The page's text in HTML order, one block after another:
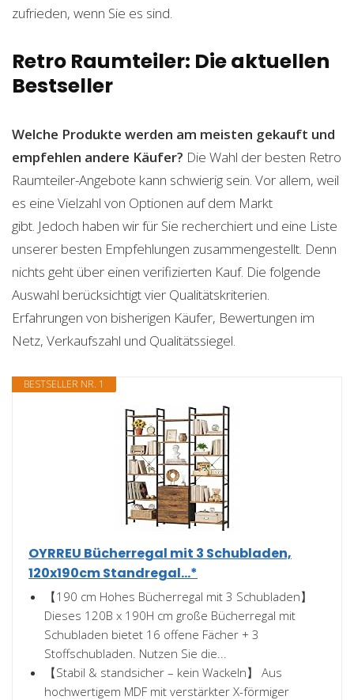
zufrieden, wenn Sie es sind.
Retro Raumteiler: Die aktuellen
Bestseller
Welche Produkte werden am meisten gekauft und
empfehlen andere Käufer? Die Wahl der besten Retro
Raumteiler-Angebote kann schwierig sein. Vor allem, weil
es eine Vielzahl von Optionen auf dem Markt
gibt. Jedoch haben wir für Sie recherchiert und eine Liste
unserer besten Empfehlungen zusammengestellt. Denn
nichts geht über einen verifizierten Kauf. Die folgende
Auswahl berücksichtigt vier Qualitätskriterien.
Erfahrungen von bisherigen Käufer, Bewertungen im
Netz, Verkaufszahl und Qualitätssiegel.
BESTSELLER NR. 1
OYRREU Bücherregal mit 3 Schubladen,
120x190cm Standregal...*
【190 cm Hohes Bücherregal mit 3 Schubladen】
Dieses 120B x 190H cm große Bücherregal mit
Schubladen bietet 16 offene Fächer + 3
Stoffschubladen. Nutzen Sie die...
【Stabil & standsicher – kein Wackeln】 Aus
hochwertigem MDF mit verstärkter X-förmiger